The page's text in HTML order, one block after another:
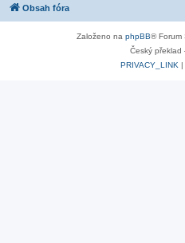
Obsah fóra
Založeno na phpBB® Forum
Český překlad
PRIVACY_LINK |